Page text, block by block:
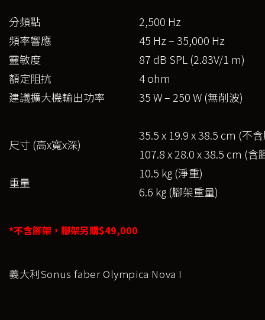
分頻點
2,500 Hz
頻率響應
45 Hz – 35,000 Hz
靈敏度
87 dB SPL (2.83V/1 m)
額定阻抗
4 ohm
建議擴大機輸出功率
35 W – 250 W (無削波)
尺寸 (高x寬x深)
35.5 x 19.9 x 38.5 cm (不
107.8 x 28.0 x 38.5 cm (含
重量
10.5 kg (淨重)
6.6 kg (腳架重量)
*不含腳架，腳架另購$49,000
義大利Sonus faber Olympica Nova I